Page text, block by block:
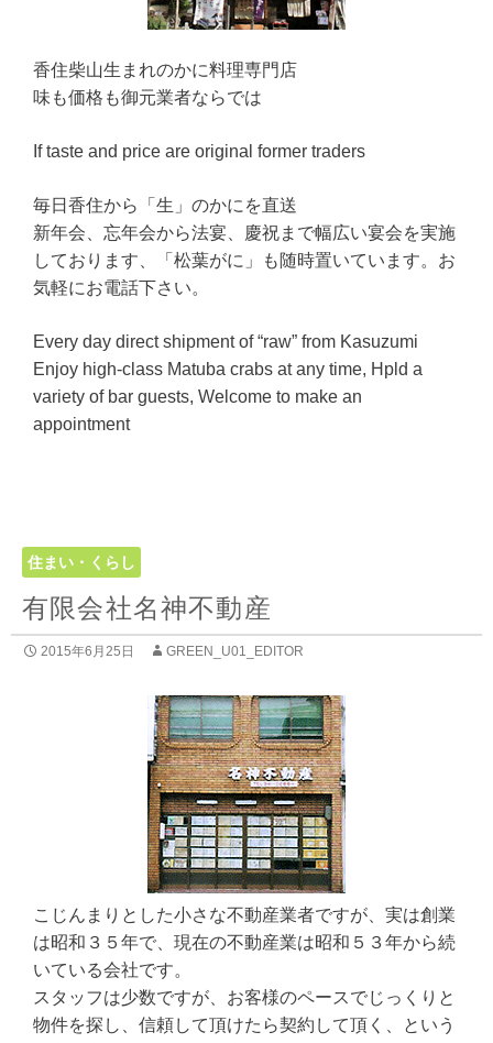
香住柴山生まれのかに料理専門店
味も価格も御元業者ならでは
If taste and price are original former traders
毎日香住から「生」のかにを直送
新年会、忘年会から法宴、慶祝まで幅広い宴会を実施
しております、「松葉がに」も随時置いています。お
気軽にお電話下さい。
Every day direct shipment of “raw” from Kasuzumi
Enjoy high-class Matuba crabs at any time, Hpld a
variety of bar guests, Welcome to make an
appointment
住まい・くらし
有限会社名神不動産
2015年6月25日 GREEN_U01_EDITOR
こじんまりとした小さな不動産業者ですが、実は創業
は昭和３５年で、現在の不動産業は昭和５３年から続
いている会社です。
スタッフは少数ですが、お客様のペースでじっくりと
物件を探し、信頼して頂けたら契約して頂く、という